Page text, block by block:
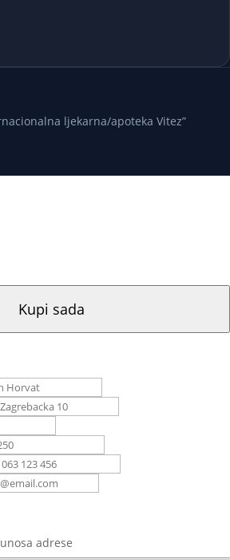
ljekarna/apoteka Vitez”
Kupi sada
adrese